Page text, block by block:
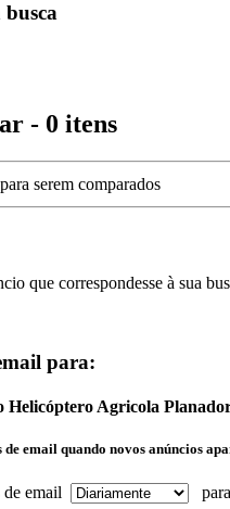
busca
- 0 itens
serem comparados
que correspondesse à sua
para:
Helicóptero Agricola
de email quando novos anúncios
email para